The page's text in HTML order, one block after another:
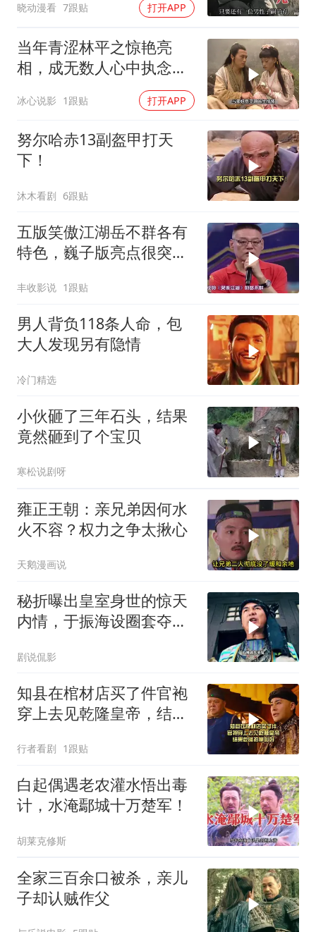
晓动漫看 7跟贴 打开APP
当年青涩林平之惊艳亮
相，成无数人心中执念，
冰心说影 1跟贴 打开APP
努尔哈赤13副盔甲打天
下！
沐木看剧 6跟贴
五版笑傲江湖岳不群各有
特色，巍子版亮点很突
丰收影说 1跟贴
男人背负118条人命，包
大人发现另有隐情
冷门精选
小伙砸了三年石头，结果
竟然砸到了个宝贝
寒松说剧呀
雍正王朝：亲兄弟因何水
火不容？权力之争太揪心
天鹅漫画说
秘折曝出皇室身世的惊天
内情，于振海设圈套夺权
剧说侃影
知县在棺材店买了件官袍
穿上去见乾隆皇帝，结果
行者看剧 1跟贴
白起偶遇老农灌水悟出毒
计，水淹鄢城十万楚军！
胡莱克修斯
全家三百余口被杀，亲儿
子却认贼作父